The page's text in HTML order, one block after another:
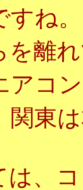
ね。
を離
アコ
東
は、